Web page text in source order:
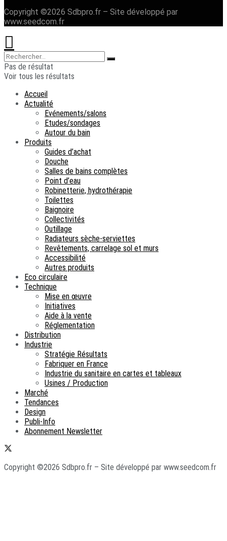
Copyright ©2026 Sdbpro.fr – Site développé par
www.seedcom.fr
Pas de résultat
Voir tous les résultats
Accueil
Actualité
Evénements/salons
Etudes/sondages
Autour du bain
Produits
Guides d’achat
Douche
Salles de bains complètes
Point d’eau
Robinetterie, hydrothérapie
Toilettes
Baignoire
Collectivités
Outillage
Radiateurs sèche-serviettes
Revêtements, carrelage sol et murs
Accessibilité
Autres produits
Eco circulaire
Technique
Mise en œuvre
Initiatives
Aide à la vente
Réglementation
Distribution
Industrie
Stratégie Résultats
Fabriquer en France
Industrie du sanitaire en cartes et tableaux
Usines / Production
Marché
Tendances
Design
Publi-Info
Abonnement Newsletter
Copyright ©2026 Sdbpro.fr – Site développé par www.seedcom.fr